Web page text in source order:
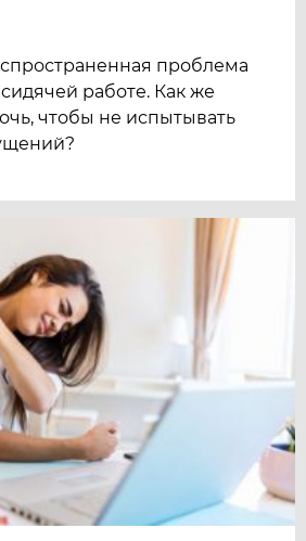
проблема
работе. Как же
чтобы не испытывать